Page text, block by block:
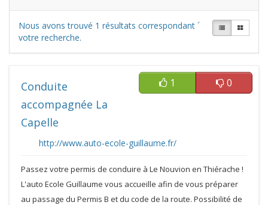
Nous avons trouvé 1 résultats correspondant ´
votre recherche.
1 0
Conduite
accompagnée La
Capelle
http://www.auto-ecole-guillaume.fr/
Passez votre permis de conduire à Le Nouvion en Thiérache !
L'auto Ecole Guillaume vous accueille afin de vous préparer
au passage du Permis B et du code de la route. Possibilité de